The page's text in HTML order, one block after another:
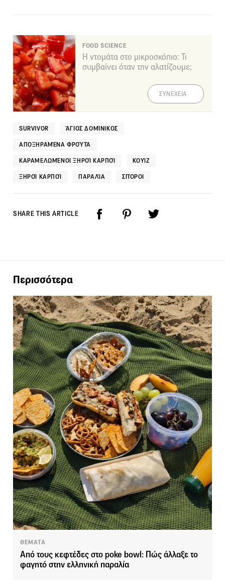
FOOD SCIENCE
Η ντομάτα στο μικροσκόπιο: Τι
συμβαίνει όταν την αλατίζουμε;
ΣΥΝΕΧΕΙΑ
SURVIVOR ΆΓΙΟΣ ΔΟΜΊΝΙΚΟΣ
ΑΠΟΞΗΡΑΜΈΝΑ ΦΡΟΎΤΑ
ΚΑΡΑΜΕΛΩΜΈΝΟΙ ΞΗΡΟΊ ΚΑΡΠΟΊ ΚΟΥΊΖ
ΞΗΡΟΊ ΚΑΡΠΟΊ ΠΑΡΑΛΊΑ ΣΠΌΡΟΙ
SHARE THIS ARTICLE
Περισσότερα
ΘΕΜΑΤΑ
Από τους κεφτέδες στο poke bowl: Πώς άλλαξε το
φαγητό στην ελληνική παραλία